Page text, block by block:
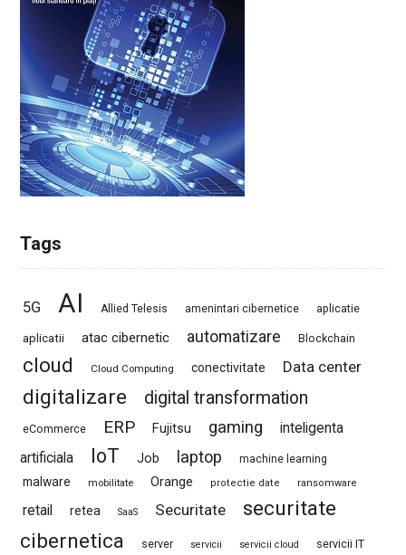
Tags
5G AI Allied Telesis amenintari cibernetice aplicatie
aplicatii atac cibernetic automatizare Blockchain
cloud Cloud Computing conectivitate Data center
digitalizare digital transformation
eCommerce ERP Fujitsu gaming
inteligenta
artificiala
IoT Job laptop machine learning
malware mobilitate Orange protectie date ransomware
retail retea SaaS Securitate
securitate
cibernetica
server servicii servicii cloud servicii IT